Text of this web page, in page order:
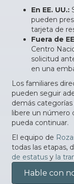
En EE. UU.:
pueden
tarjeta de
Fuera de
Centro
solicitud
en una
Los familiares
pueden seguir
demás
libere un número
pueda continuar.
El equipo de
todas las etapas,
de estatus y la
Hable con